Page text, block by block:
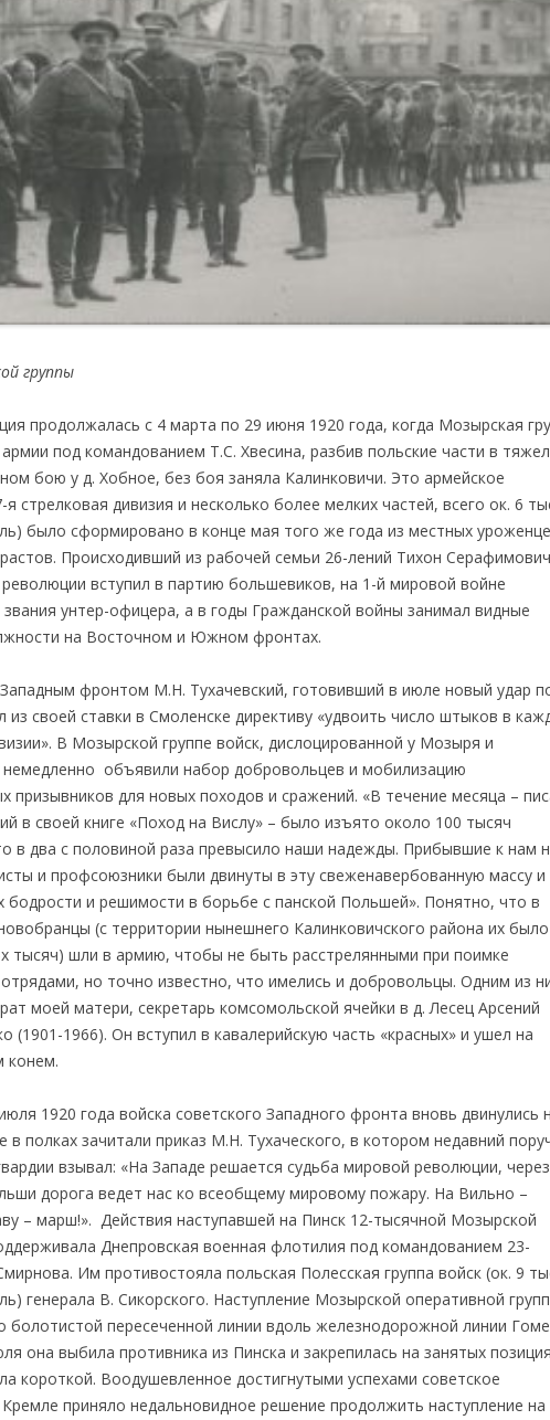
группы
продолжалась с 4 марта по 29 июня 1920 года, когда Мозырская
под командованием Т.С. Хвесина, разбив польские части в
бою у д. Хобное, без боя заняла Калинковичи. Это армейское
я стрелковая дивизия и несколько более мелких частей, всего ок. 6
было сформировано в конце мая того же года из местных
Происходивший из рабочей семьи 26-лений Тихон Серафимович
вступил в партию большевиков, на 1-й мировой войне
унтер-офицера, а в годы Гражданской войны занимал видные
на Восточном и Южном фронтах.
фронтом М.Н. Тухачевский, готовивший в июле новый удар
из своей ставки в Смоленске директиву «удвоить число штыков в
В Мозырской группе войск, дислоцированной у Мозыря и
немедленно объявили набор добровольцев и мобилизацию
призывников для новых походов и сражений. «В течение месяца –
в своей книге «Поход на Вислу» – было изъято около 100 тысяч
в два с половиной раза превысило наши надежды. Прибывшие к нам
и профсоюзники были двинуты в эту свеженавербованную массу и
бодрости и решимости в борьбе с панской Польшей». Понятно, что в
(с территории нынешнего Калинковичского района их было
тысяч) шли в армию, чтобы не быть расстрелянными при поимке
но точно известно, что имелись и добровольцы. Одним из
моей матери, секретарь комсомольской ячейки в д. Лесец Арсений
(1901-1966). Он вступил в кавалерийскую часть «красных» и ушел на
конем.
1920 года войска советского Западного фронта вновь двинулись
в полках зачитали приказ М.Н. Тухаческого, в котором недавний
взывал: «На Западе решается судьба мировой революции, через
дорога ведет нас ко всеобщему мировому пожару. На Вильно –
– марш!». Действия наступавшей на Пинск 12-тысячной Мозырской
Днепровская военная флотилия под командованием 23-
Им противостояла польская Полесская группа войск (ок. 9
генерала В. Сикорского. Наступление Мозырской оперативной
болотистой пересеченной линии вдоль железнодорожной линии
она выбила противника из Пинска и закрепилась на занятых
короткой. Воодушевленное достигнутыми успехами советское
приняло недальновидное решение продолжить наступление на